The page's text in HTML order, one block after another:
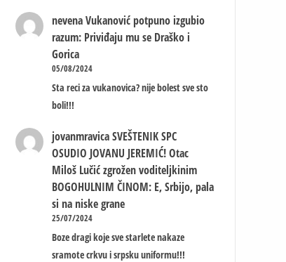
nevena Vukanović potpuno izgubio
razum: Priviđaju mu se Draško i
Gorica
05/08/2024
Sta reci za vukanovica? nije bolest sve sto
boli!!!
jovanmravica SVEŠTENIK SPC
OSUDIO JOVANU JEREMIĆ! Otac
Miloš Lučić zgrožen voditeljkinim
BOGOHULNIM ČINOM: E, Srbijo, pala
si na niske grane
25/07/2024
Boze dragi koje sve starlete nakaze
sramote crkvu i srpsku uniformu!!!